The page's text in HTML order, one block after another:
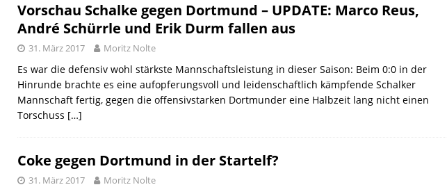
Vorschau Schalke gegen Dortmund – UPDATE: Marco Reus,
André Schürrle und Erik Durm fallen aus
31. März 2017 Moritz Nolte
Es war die defensiv wohl stärkste Mannschaftsleistung in dieser Saison: Beim 0:0 in der
Hinrunde brachte es eine aufopferungsvoll und leidenschaftlich kämpfende Schalker
Mannschaft fertig, gegen die offensivstarken Dortmunder eine Halbzeit lang nicht einen
Torschuss […]
Coke gegen Dortmund in der Startelf?
31. März 2017 Moritz Nolte